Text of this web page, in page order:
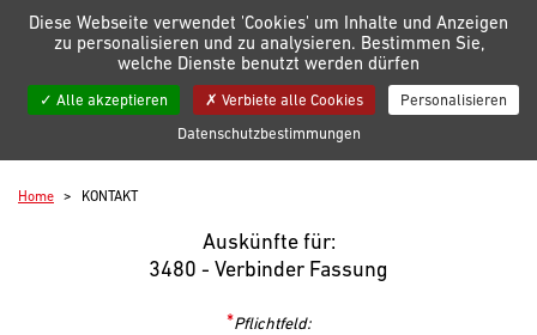
Meine Listen
Home KONTAKT
Auskünfte für:
3480 - Verbinder Fassung
*Pflichtfeld:
Diese Webseite verwendet 'Cookies' um Inhalte und Anzeigen
zu personalisieren und zu analysieren. Bestimmen Sie,
welche Dienste benutzt werden dürfen
Alle akzeptieren Verbiete alle Cookies
Personalisieren
Datenschutzbestimmungen